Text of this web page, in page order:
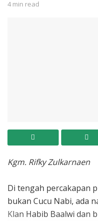
4 min read
Kgm. Rifky Zulkarnaen
Di tengah percakapan
bukan Cucu Nabi, ada
Klan Habib Baalwi dan